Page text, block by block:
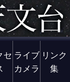
セ ライブ
カメラ
リンク
集